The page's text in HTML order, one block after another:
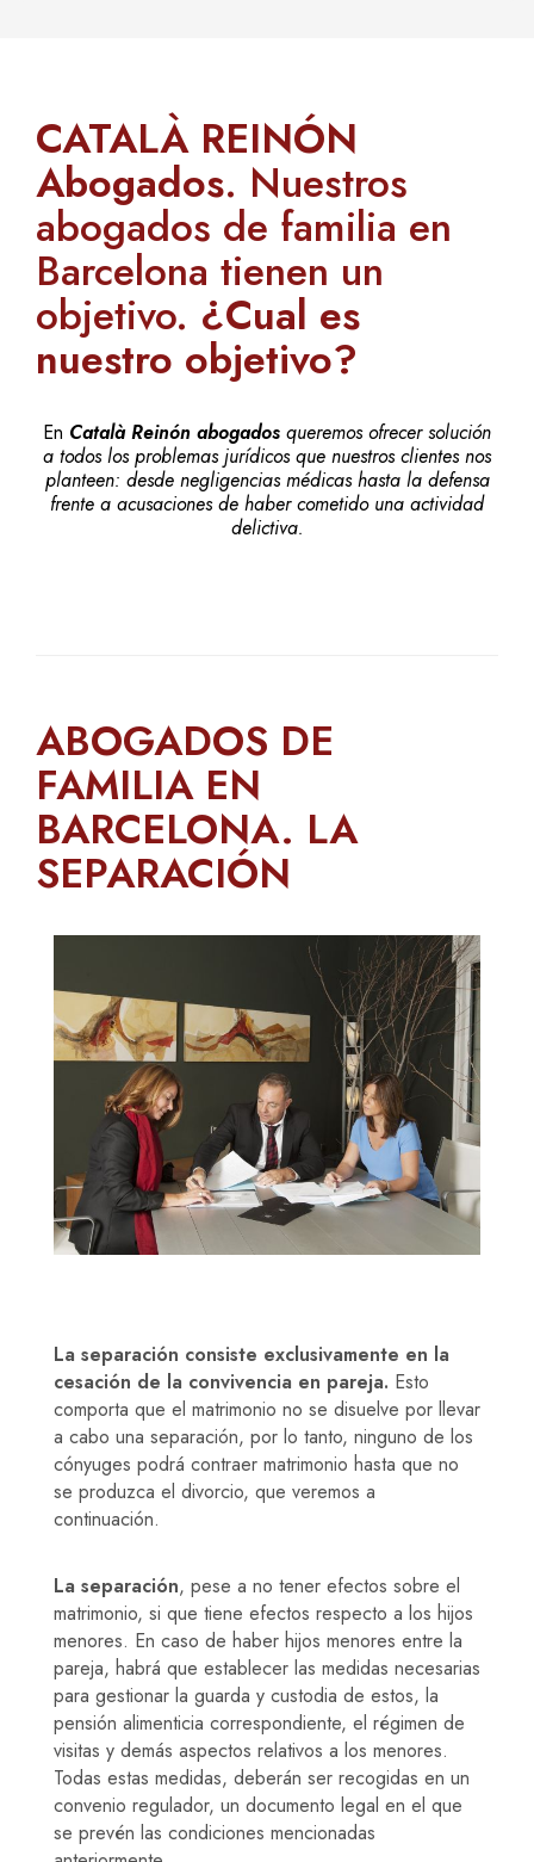
CATALÀ REINÓN
Abogados. Nuestros
abogados de familia en
Barcelona tienen un
objetivo. ¿Cual es
nuestro objetivo?
En Català Reinón abogados queremos ofrecer solución
a todos los problemas jurídicos que nuestros clientes nos
planteen: desde negligencias médicas hasta la defensa
frente a acusaciones de haber cometido una actividad
delictiva.
ABOGADOS DE
FAMILIA EN
BARCELONA. LA
SEPARACIÓN
La separación consiste exclusivamente en la
cesación de la convivencia en pareja. Esto
comporta que el matrimonio no se disuelve por llevar
a cabo una separación, por lo tanto, ninguno de los
cónyuges podrá contraer matrimonio hasta que no
se produzca el divorcio, que veremos a
continuación.
La separación, pese a no tener efectos sobre el
matrimonio, si que tiene efectos respecto a los hijos
menores. En caso de haber hijos menores entre la
pareja, habrá que establecer las medidas necesarias
para gestionar la guarda y custodia de estos, la
pensión alimenticia correspondiente, el régimen de
visitas y demás aspectos relativos a los menores.
Todas estas medidas, deberán ser recogidas en un
convenio regulador, un documento legal en el que
se prevén las condiciones mencionadas